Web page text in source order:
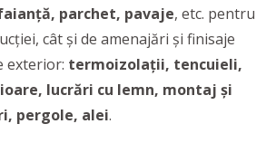
parchet, pavaje, etc. pentru
cât și de amenajări și finisaje
exterior: termoizolații, tencuieli,
lucrări cu lemn, montaj și
pergole, alei.